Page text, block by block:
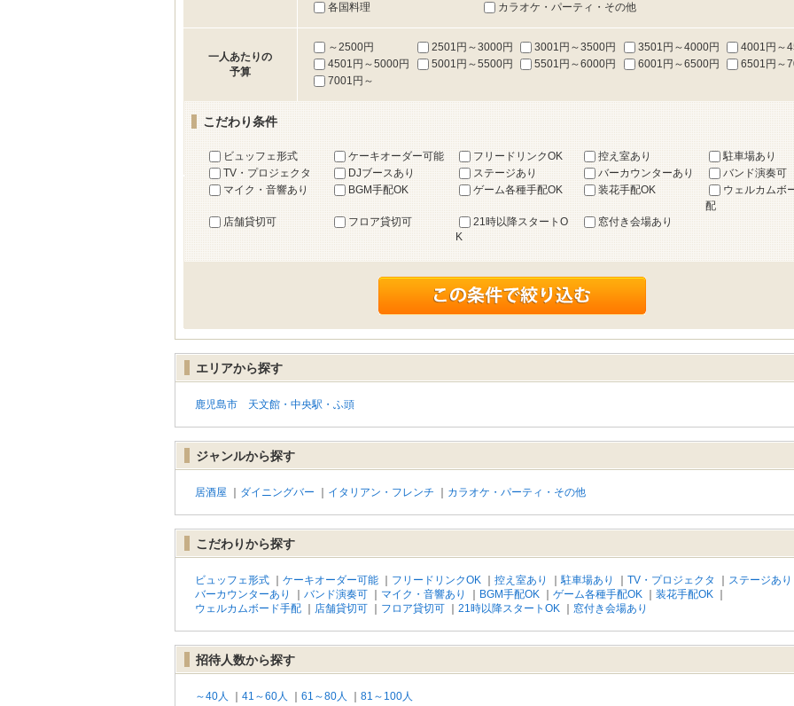
各国料理
カラオケ・パーティ・その他
一人あたりの
予算
～2500円 2501円～3000円 3001円～3500円 3501円～4000円
4001円～
4501円～5000円
5001円～5500円 5501円～6000円 6001円～6500円
6501円～
7001円～
こだわり条件
ビュッフェ形式 ケーキオーダー可能 フリードリンクOK 控え室あり
駐車場あり
TV・プロジェクタ
DJブースあり ステージあり バーカウンターあり
バンド演奏可
マイク・音響あり
BGM手配OK ゲーム各種手配OK 装花手配OK
ウェルカムボ
配
店舗貸切可
フロア貸切可
21時以降スタートO
K
窓付き会場あり
エリアから探す
鹿児島市 天文館・中央駅・ふ頭
ジャンルから探す
居酒屋 ダイニングバー イタリアン・フレンチ カラオケ・パーティ・その他
こだわりから探す
ビュッフェ形式 ケーキオーダー可能 フリードリンクOK 控え室あり ｜駐車場あり TV・プロジェクタ ステージあり
バーカウンターあり
バンド演奏可 マイク・音響あり BGM手配OK ゲーム各種手配OK 装花手配OK
ウェルカムボード手配
店舗貸切可 フロア貸切可 21時以降スタートOK 窓付き会場あり
招待人数から探す
～40人 41～60人 61～80人 81～100人